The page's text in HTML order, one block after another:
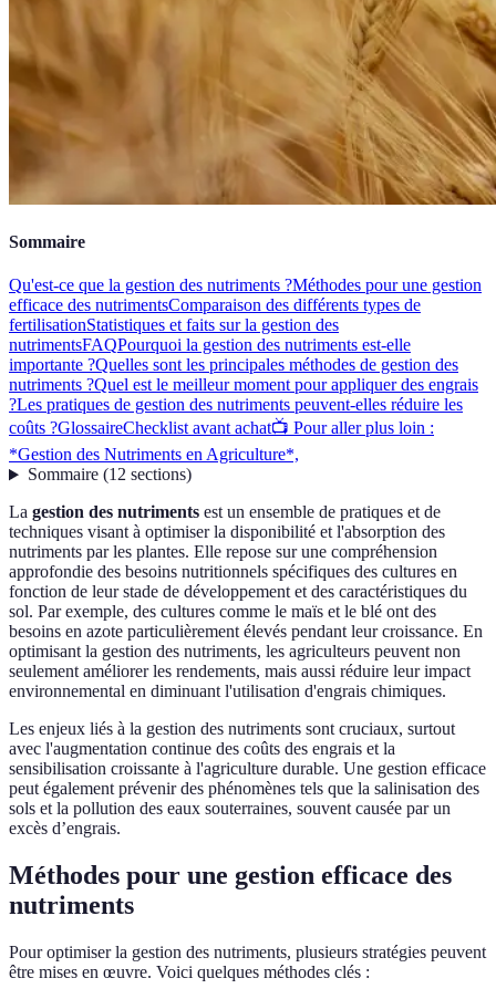
Sommaire
Qu'est-ce que la gestion des nutriments ?Méthodes pour une gestion
efficace des nutrimentsComparaison des différents types de
fertilisationStatistiques et faits sur la gestion des
nutrimentsFAQPourquoi la gestion des nutriments est-elle
importante ?Quelles sont les principales méthodes de gestion des
nutriments ?Quel est le meilleur moment pour appliquer des engrais
?Les pratiques de gestion des nutriments peuvent-elles réduire les
coûts ?GlossaireChecklist avant achat📺 Pour aller plus loin :
*Gestion des Nutriments en Agriculture*,
Sommaire(12 sections)
La gestion des nutriments est un ensemble de pratiques et de
techniques visant à optimiser la disponibilité et l'absorption des
nutriments par les plantes. Elle repose sur une compréhension
approfondie des besoins nutritionnels spécifiques des cultures en
fonction de leur stade de développement et des caractéristiques du
sol. Par exemple, des cultures comme le maïs et le blé ont des
besoins en azote particulièrement élevés pendant leur croissance. En
optimisant la gestion des nutriments, les agriculteurs peuvent non
seulement améliorer les rendements, mais aussi réduire leur impact
environnemental en diminuant l'utilisation d'engrais chimiques.
Les enjeux liés à la gestion des nutriments sont cruciaux, surtout
avec l'augmentation continue des coûts des engrais et la
sensibilisation croissante à l'agriculture durable. Une gestion efficace
peut également prévenir des phénomènes tels que la salinisation des
sols et la pollution des eaux souterraines, souvent causée par un
excès d’engrais.
Méthodes pour une gestion efficace des
nutriments
Pour optimiser la gestion des nutriments, plusieurs stratégies peuvent
être mises en œuvre. Voici quelques méthodes clés :